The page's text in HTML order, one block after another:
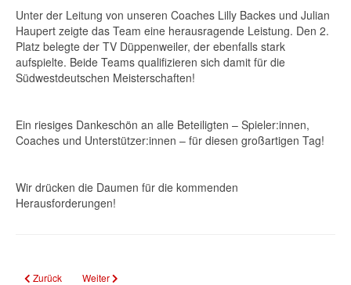
Unter der Leitung von unseren Coaches Lilly Backes und Julian
Haupert zeigte das Team eine herausragende Leistung. Den 2.
Platz belegte der TV Düppenweiler, der ebenfalls stark
aufspielte. Beide Teams qualifizieren sich damit für die
Südwestdeutschen Meisterschaften!
Ein riesiges Dankeschön an alle Beteiligten – Spieler:innen,
Coaches und Unterstützer:innen – für diesen großartigen Tag!
Wir drücken die Daumen für die kommenden
Herausforderungen!
Vorheriger Beitrag: U16 ist Saarlandmeister!
Zurück Nächster Beitrag: Neue Termine: Volleyball Tagescamps für
Weiter